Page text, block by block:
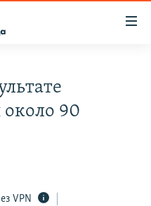
90
VPN